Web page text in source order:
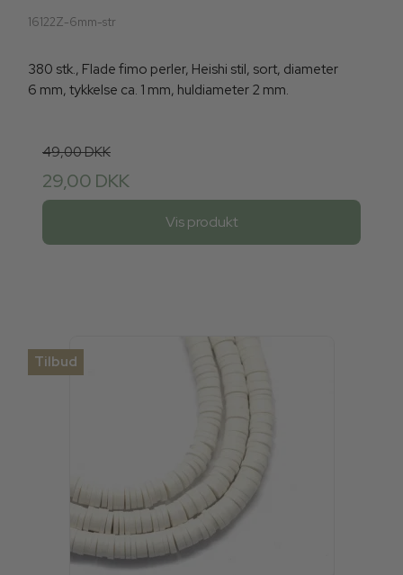
16122Z-6mm-str
380 stk., Flade fimo perler, Heishi stil, sort, diameter
6 mm, tykkelse ca. 1 mm, huldiameter 2 mm.
49,00 DKK
29,00 DKK
Vis produkt
Tilbud